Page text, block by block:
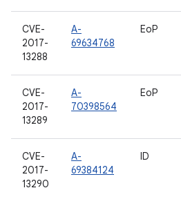
CVE-
2017-
13288
A-
69634768
EoP
CVE-
2017-
13289
A-
70398564
EoP
CVE-
2017-
13290
A-
69384124
ID